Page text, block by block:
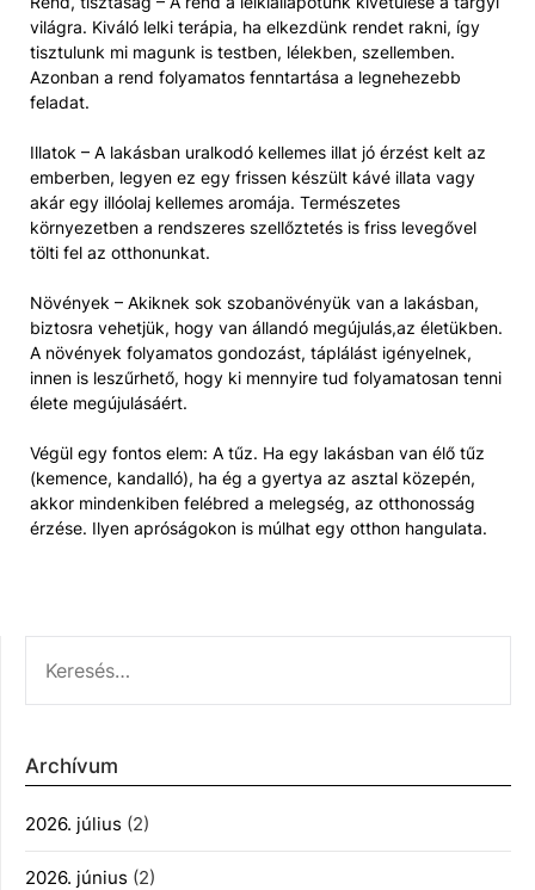
világra. Kiváló lelki terápia, ha elkezdünk rendet rakni, így
tisztulunk mi magunk is testben, lélekben, szellemben.
Azonban a rend folyamatos fenntartása a legnehezebb
feladat.
Illatok – A lakásban uralkodó kellemes illat jó érzést kelt az
emberben, legyen ez egy frissen készült kávé illata vagy
akár egy illóolaj kellemes aromája. Természetes
környezetben a rendszeres szellőztetés is friss levegővel
tölti fel az otthonunkat.
Növények – Akiknek sok szobanövényük van a lakásban,
biztosra vehetjük, hogy van állandó megújulás,az életükben.
A növények folyamatos gondozást, táplálást igényelnek,
innen is leszűrhető, hogy ki mennyire tud folyamatosan tenni
élete megújulásáért.
Végül egy fontos elem: A tűz. Ha egy lakásban van élő tűz
(kemence, kandalló), ha ég a gyertya az asztal közepén,
akkor mindenkiben felébred a melegség, az otthonosság
érzése. Ilyen apróságokon is múlhat egy otthon hangulata.
Archívum
2026. július (2)
2026. június (2)